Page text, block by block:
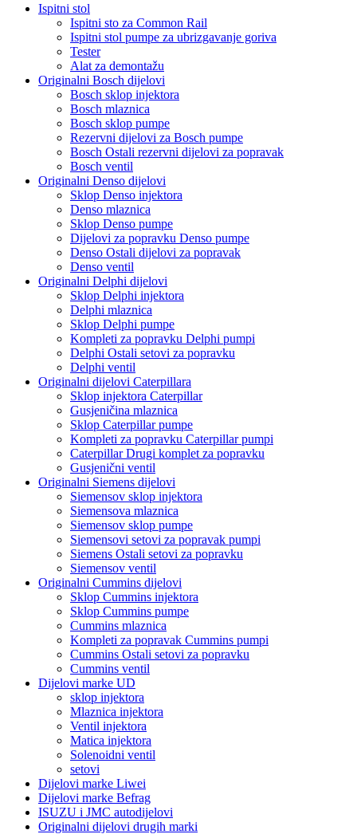
Ispitni stol
Ispitni sto za Common Rail
Ispitni stol pumpe za ubrizgavanje goriva
Tester
Alat za demontažu
Originalni Bosch dijelovi
Bosch sklop injektora
Bosch mlaznica
Bosch sklop pumpe
Rezervni dijelovi za Bosch pumpe
Bosch Ostali rezervni dijelovi za popravak
Bosch ventil
Originalni Denso dijelovi
Sklop Denso injektora
Denso mlaznica
Sklop Denso pumpe
Dijelovi za popravku Denso pumpe
Denso Ostali dijelovi za popravak
Denso ventil
Originalni Delphi dijelovi
Sklop Delphi injektora
Delphi mlaznica
Sklop Delphi pumpe
Kompleti za popravku Delphi pumpi
Delphi Ostali setovi za popravku
Delphi ventil
Originalni dijelovi Caterpillara
Sklop injektora Caterpillar
Gusjeničina mlaznica
Sklop Caterpillar pumpe
Kompleti za popravku Caterpillar pumpi
Caterpillar Drugi komplet za popravku
Gusjenični ventil
Originalni Siemens dijelovi
Siemensov sklop injektora
Siemensova mlaznica
Siemensov sklop pumpe
Siemensovi setovi za popravak pumpi
Siemens Ostali setovi za popravku
Siemensov ventil
Originalni Cummins dijelovi
Sklop Cummins injektora
Sklop Cummins pumpe
Cummins mlaznica
Kompleti za popravak Cummins pumpi
Cummins Ostali setovi za popravku
Cummins ventil
Dijelovi marke UD
sklop injektora
Mlaznica injektora
Ventil injektora
Matica injektora
Solenoidni ventil
setovi
Dijelovi marke Liwei
Dijelovi marke Befrag
ISUZU i JMC autodijelovi
Originalni dijelovi drugih marki